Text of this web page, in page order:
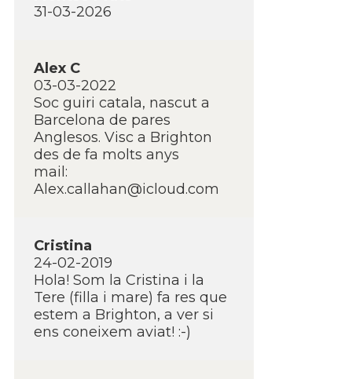
31-03-2026
Alex C
03-03-2022
Soc guiri catala, nascut a
Barcelona de pares
Anglesos. Visc a Brighton
des de fa molts anys
mail:
Alex.callahan@icloud.com
Cristina
24-02-2019
Hola! Som la Cristina i la
Tere (filla i mare) fa res que
estem a Brighton, a ver si
ens coneixem aviat! :-)